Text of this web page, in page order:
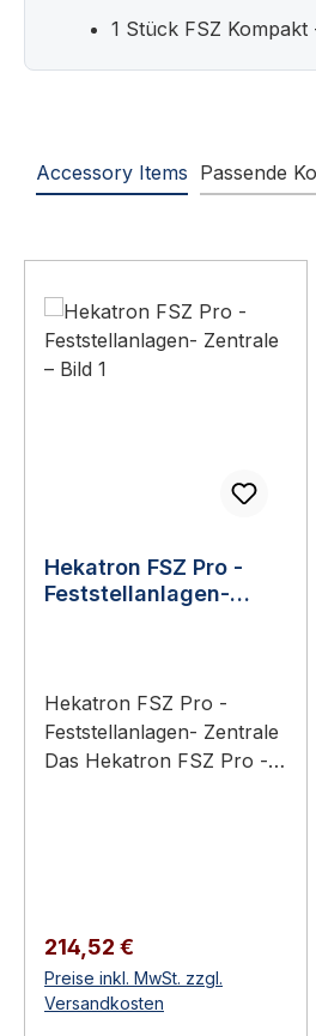
1 Stück FSZ
Accessory Items Passende
Hekatron FSZ Pro -
Feststellanlagen-
Hekatron FSZ Pro -
Feststellanlagen- Zentrale
Das Hekatron FSZ Pro -
an Brand- und
Rauchschutztüren in
öffentlichen Gebäuden,
Regulärer Preis:
214,52 €
Preise inkl. MwSt. zzgl.
Versandkosten